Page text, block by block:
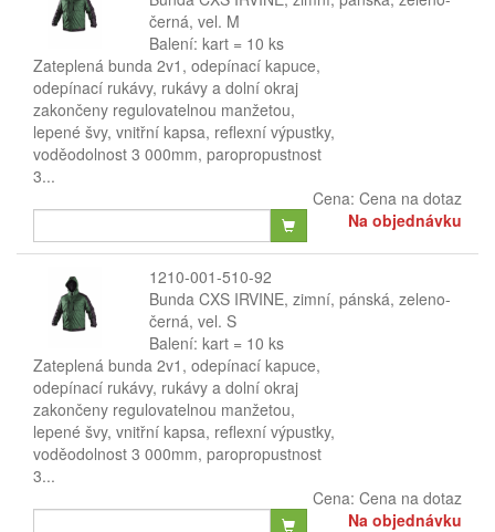
černá, vel. M
Balení: kart = 10 ks
Zateplená bunda 2v1, odepínací kapuce,
odepínací rukávy, rukávy a dolní okraj
zakončeny regulovatelnou manžetou,
lepené švy, vnitřní kapsa, reflexní výpustky,
voděodolnost 3 000mm, paropropustnost
3...
Cena: Cena na dotaz
Na objednávku
1210-001-510-92
Bunda CXS IRVINE, zimní, pánská, zeleno-
černá, vel. S
Balení: kart = 10 ks
Zateplená bunda 2v1, odepínací kapuce,
odepínací rukávy, rukávy a dolní okraj
zakončeny regulovatelnou manžetou,
lepené švy, vnitřní kapsa, reflexní výpustky,
voděodolnost 3 000mm, paropropustnost
3...
Cena: Cena na dotaz
Na objednávku